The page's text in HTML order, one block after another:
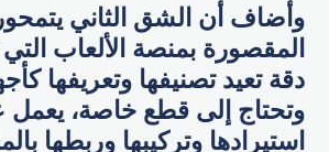
وأضاف أن الشق الثاني
المقصورة بمنصة الألعاب
دقة تعيد تصنيفها وتعريفها
وتحتاج إلى قطع خاصة، يعمل
استيرادها وتركيبها وربطها